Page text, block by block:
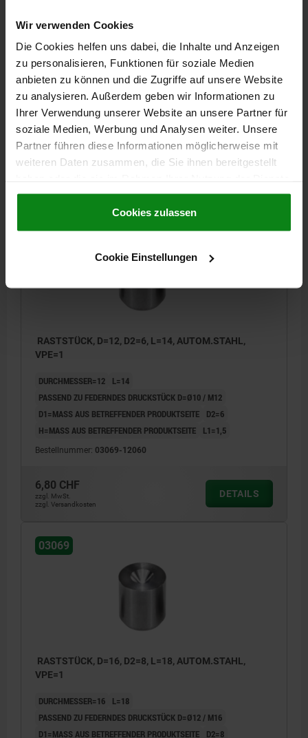
Wir verwenden Cookies
Die Cookies helfen uns dabei, die Inhalte und Anzeigen
zu personalisieren, Funktionen für soziale Medien
anbieten zu können und die Zugriffe auf unsere Website
zu analysieren. Außerdem geben wir Informationen zu
Ihrer Verwendung unserer Website an unsere Partner für
soziale Medien, Werbung und Analysen weiter. Unsere
Partner führen diese Informationen möglicherweise mit
weiteren Daten zusammen, die Sie ihnen bereitgestellt
gesammelt haben.Cookie Richtlinien
Datenschutz|AGB
Cookies zulassen
Cookie Einstellungen
RASTSTÜCK, D=10, D2=4, L=12, AUTOM.STAHL,
DURCHMESSER=10
L=12
PASSEND ZU FEDERNDES DRUCKSTÜCK D=Ø8 / M10
D1=MASS AUS BETREFFENDER PRODUKTSEITE
D2=4
H=MASS AUS BETREFFENDER PRODUKTSEITE
L1=1,2
Bestellnummer:03069-10040
6,59 CHF
RASTSTÜCK, D=12, D2=6, L=14, AUTOM.STAHL,
VPE=1
DURCHMESSER=12
L=14
PASSEND ZU FEDERNDES DRUCKSTÜCK D=Ø10 / M12
D1=MASS AUS BETREFFENDER PRODUKTSEITE
D2=6
H=MASS AUS BETREFFENDER PRODUKTSEITE
L1=1,5
Bestellnummer: 03069-12060
6,80 CHF
zzgl. MwSt.
zzgl. Versandkosten
DETAILS
03069
RASTSTÜCK, D=16, D2=8, L=18, AUTOM.STAHL,
VPE=1
DURCHMESSER=16
L=18
PASSEND ZU FEDERNDES DRUCKSTÜCK D=Ø12 / M16
D1=MASS AUS BETREFFENDER PRODUKTSEITE
D2=8